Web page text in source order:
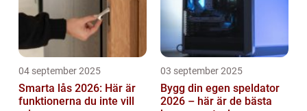
04 september 2025
Smarta lås 2026: Här är
funktionerna du inte vill
03 september 2025
Bygg din egen speldator
2026 – här är de bästa